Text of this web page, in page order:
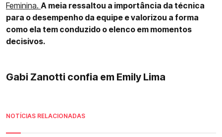
Feminina. A meia ressaltou a importância da técnica
para o desempenho da equipe e valorizou a forma
como ela tem conduzido o elenco em momentos
decisivos.
Gabi Zanotti confia em Emily Lima
NOTÍCIAS RELACIONADAS